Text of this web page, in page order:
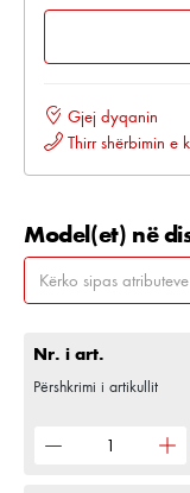
Gjej dyqanin
Thirr shërbimin
Model(et) në
Nr. i art.
Përshkrimi i artikullit